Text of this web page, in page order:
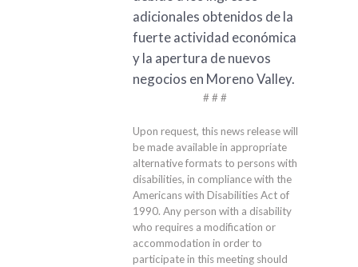
adicionales obtenidos de la
fuerte actividad económica
y la apertura de nuevos
negocios en Moreno Valley.
# # #
Upon request, this news release will
be made available in appropriate
alternative formats to persons with
disabilities, in compliance with the
Americans with Disabilities Act of
1990. Any person with a disability
who requires a modification or
accommodation in order to
participate in this meeting should